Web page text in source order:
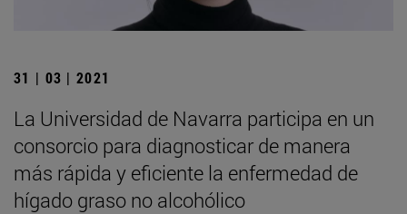
31 | 03 | 2021
La Universidad de Navarra participa en un
consorcio para diagnosticar de manera
más rápida y eficiente la enfermedad de
hígado graso no alcohólico